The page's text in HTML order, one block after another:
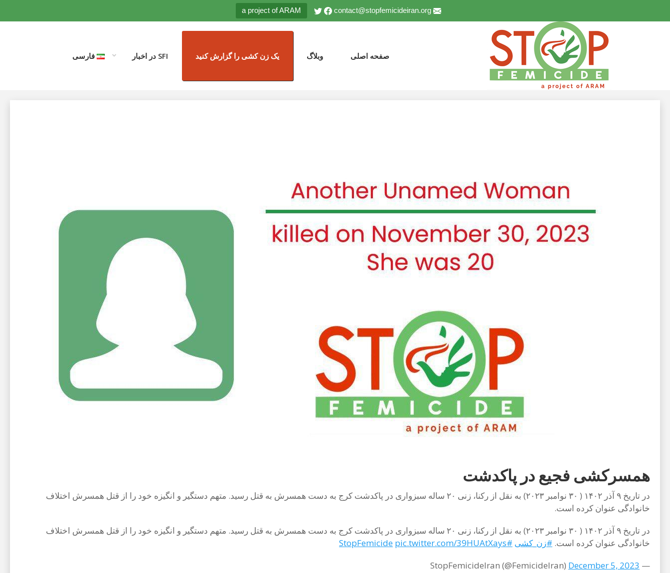
contact@stopfemicideiran.org
a project of ARAM
صفحه اصلی وبلاگ یک زن کشی را گزارش کنید SFI در اخبار فارسی
همسرکشی فجیع در پاکدشت
در تاریخ ۹ آذر ۱۴۰۲ ( ۳۰ نوامبر ۲۰۲۳) به نقل از رکنا، زنی ۲۰ ساله سبزواری در پاکدشت کرج به دست همسرش به قتل رسید. متهم دستگیر و انگیزه خود را از قتل همسرش اختلاف
خانوادگی عنوان کرده است.
در تاریخ ۹ آذر ۱۴۰۲ ( ۳۰ نوامبر ۲۰۲۳) به نقل از رکنا، زنی ۲۰ ساله سبزواری در پاکدشت کرج به دست همسرش به قتل رسید. متهم دستگیر و انگیزه خود را از قتل همسرش اختلاف
خانوادگی عنوان کرده است. #زن_کشی #StopFemicide
pic.twitter.com/39HUAtXays
— StopFemicideIran (@FemicideIran)
December 5, 2023